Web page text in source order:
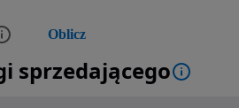
Oblicz
sprzedającego